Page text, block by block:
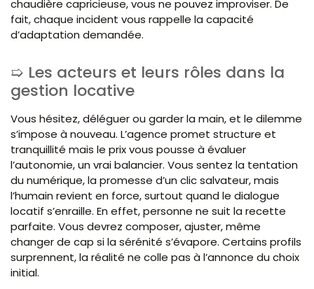
chaudière capricieuse, vous ne pouvez improviser. De
fait, chaque incident vous rappelle la capacité
d’adaptation demandée.
Les acteurs et leurs rôles dans la
gestion locative
Vous hésitez, déléguer ou garder la main, et le dilemme
s’impose à nouveau. L’agence promet structure et
tranquillité mais le prix vous pousse à évaluer
l’autonomie, un vrai balancier. Vous sentez la tentation
du numérique, la promesse d’un clic salvateur, mais
l’humain revient en force, surtout quand le dialogue
locatif s’enraille. En effet, personne ne suit la recette
parfaite. Vous devrez composer, ajuster, même
changer de cap si la sérénité s’évapore. Certains profils
surprennent, la réalité ne colle pas à l’annonce du choix
initial.